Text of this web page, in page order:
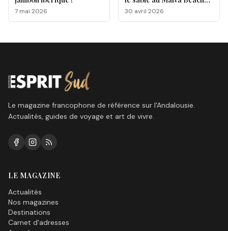
7 mai 2026
by Txema Palacio
30 avril 2026
Le magazine francophone de référence sur l'Andalousie.
Actualités, guides de voyage et art de vivre.
LE MAGAZINE
Actualités
Nos magazines
Destinations
Carnet d'adresses